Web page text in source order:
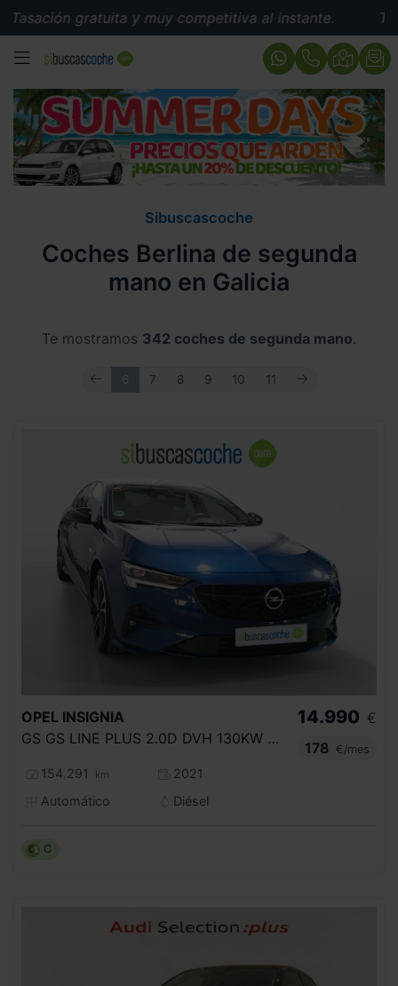
y muy competitiva al instante. Tasación
MENÚ
Sibuscascoche
Coches Berlina de segunda
mano en Galicia
Te mostramos 342 coches de segunda mano.
ANTERIOR
6 7 8 9 10 11 SIGUIENTE
OPEL INSIGNIA
GS GS LINE PLUS 2.0D DVH 130KW AT8
154.291 km
2021
Automático
Diésel
14.990 €
178
€/mes
C